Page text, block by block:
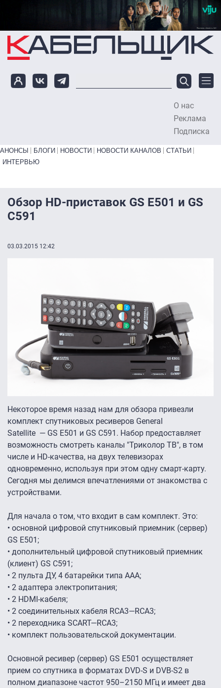
Перейти к основному содержанию
О нас
Реклама
Подписка
Primary links bottom
АНОНСЫ БЛОГИ НОВОСТИ НОВОСТИ КАНАЛОВ
СТАТЬИ
ИНТЕРВЬЮ
Обзор HD-приставок GS E501 и GS
С591
03.03.2015 12:42
Некоторое время назад нам для обзора привезли
комплект спутниковых ресиверов General
Satellite — GS E501 и GS C591. Набор предоставляет
возможность смотреть каналы "Триколор ТВ", в том
числе и HD-качества, на двух телевизорах
одновременно, используя при этом одну смарт-карту.
Сегодня мы делимся впечатлениями от знакомства с
устройствами.
Для начала о том, что входит в сам комплект. Это:
• основной цифровой спутниковый приемник (сервер)
GS E501;
• дополнительный цифровой спутниковый приемник
(клиент) GS С591;
• 2 пульта ДУ, 4 батарейки типа AAA;
• 2 адаптера электропитания;
• 2 HDMI-кабеля;
• 2 соединительных кабеля RCA3—RCA3;
• 2 переходника SCART—RCA3;
• комплект пользовательской документации.
Основной ресивер (сервер) GS E501 осуществляет
прием со спутника в форматах DVD-S и DVB-S2 в
полном диапазоне частот 950–2150 МГц и имеет два